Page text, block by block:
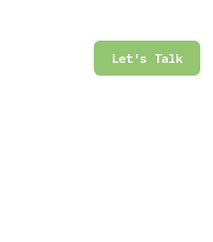
Let's Talk